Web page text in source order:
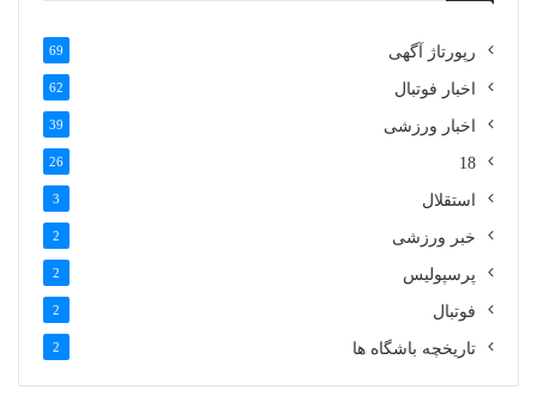
رپورتاژ آگهی 69
اخبار فوتبال 62
اخبار ورزشی 39
18
26
استقلال 3
خبر ورزشی 2
پرسپولیس 2
فوتبال 2
تاریخچه باشگاه ها 2